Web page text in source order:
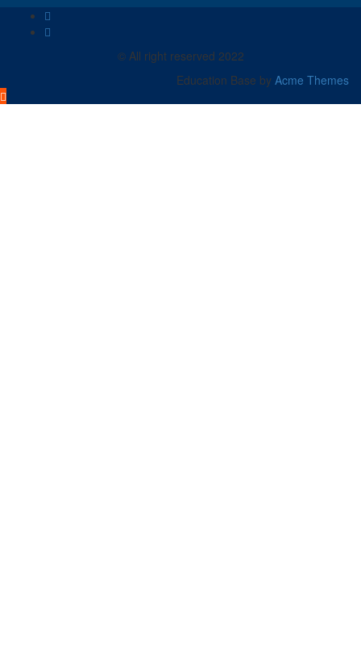
© All right reserved 2022
Education Base by Acme Themes